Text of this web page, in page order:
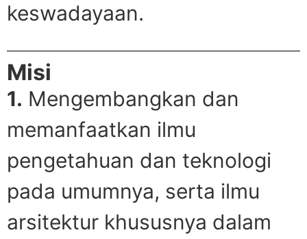
keswadayaan.
Misi
1. Mengembangkan dan
memanfaatkan ilmu
pengetahuan dan teknologi
pada umumnya, serta ilmu
arsitektur khususnya dalam